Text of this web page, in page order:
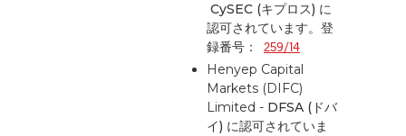
CySEC (キプロス) に
認可されています。登
録番号：
259/14
Henyep Capital
Markets (DIFC)
Limited - DFSA (ドバ
イ) に認可されていま